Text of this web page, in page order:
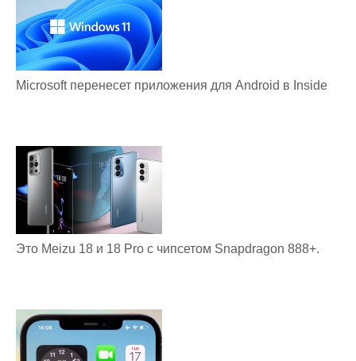
Microsoft перенесет приложения для Android в Inside
Это Meizu 18 и 18 Pro с чипсетом Snapdragon 888+.